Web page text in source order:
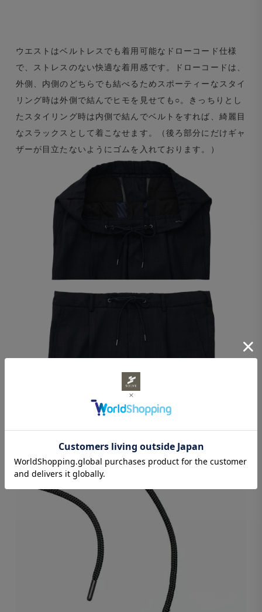
ウエストはベルトレスでも着用可能なドローコード仕様
で、ストレスのない快適な着用感です。ドローコードは、
外側、内側のどちらでも結べるためスポーティーなスタイ
リング時は外側で結んでヒモを見せても○。きっちりとし
たスタイリング時は内側で結んでベルトをすれば、綺麗目
なスラックスとして着こなせます。（後ろ部分にだけギャ
ザーが目立たないようにゴムを入れております。）
ドローコード先にはメタルチップ加工を施し、高級感のあ
る見た目に仕上げました。